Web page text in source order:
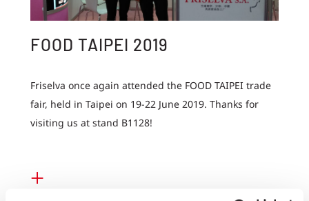
FOOD TAIPEI 2019
Friselva once again attended the FOOD TAIPEI trade
fair, held in Taipei on 19-22 June 2019. Thanks for
visiting us at stand B1128!
+